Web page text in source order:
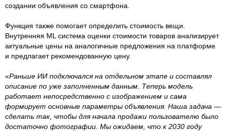
создании объявления со смартфона.
Функция также помогает определить стоимость вещи.
Внутренняя ML система оценки стоимости товаров анализирует
актуальные цены на аналогичные предложения на платформе
и предлагает рекомендованную цену.
«Раньше ИИ подключался на отдельном этапе и составлял
описание по уже заполненным данным. Теперь модель
работает непосредственно с изображением и сама
формирует основные параметры объявления. Наша задача —
сделать так, чтобы для начала продажи пользователю было
достаточно фотографии. Мы ожидаем, что к 2030 году